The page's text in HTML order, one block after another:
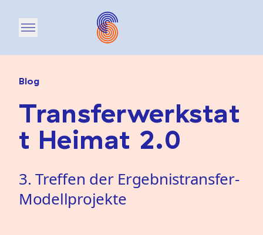
Open main menu
Blog
Transferwerkstat
t Heimat 2.0
3. Treffen der Ergebnistransfer-
Modellprojekte